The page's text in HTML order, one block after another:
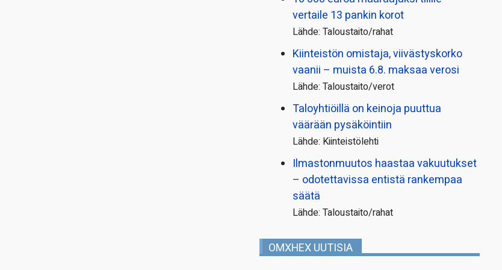
vertaile 13 pankin korot
Lähde: Taloustaito/rahat
Kiinteistön omistaja, viivästyskorko
vaanii – muista 6.8. maksaa verosi
Lähde: Taloustaito/verot
Taloyhtiöillä on keinoja puuttua
väärään pysäköintiin
Lähde: Kiinteistölehti
Ilmastonmuutos haastaa vakuutukset
– odotettavissa entistä rankempaa
säätä
Lähde: Taloustaito/rahat
OMXHEX UUTISIA